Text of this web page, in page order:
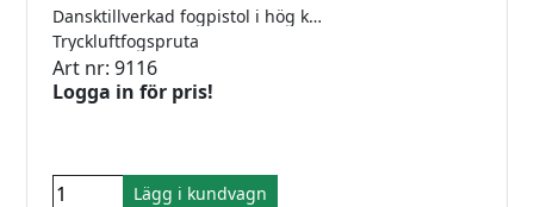
Dansktillverkad fogpistol i hög kvalitet, tillverkad i glasfiberförstärkt nylon och ugnslackerad stål. För 300ml. Minimalt efterdropp. Handvänlig utformning. Snabbt patronbyte. Vridbar patronhållare. Arbetstrycket regleras enkelt med ställvredet, som är inbyggt i skaftet. Lufttilförsel: Max. 8 bar. Kraft på 1,30 kN (ca.130kg)
Tryckluftfogspruta
Art nr: 9116
Logga in för pris!
Lägg i kundvagn